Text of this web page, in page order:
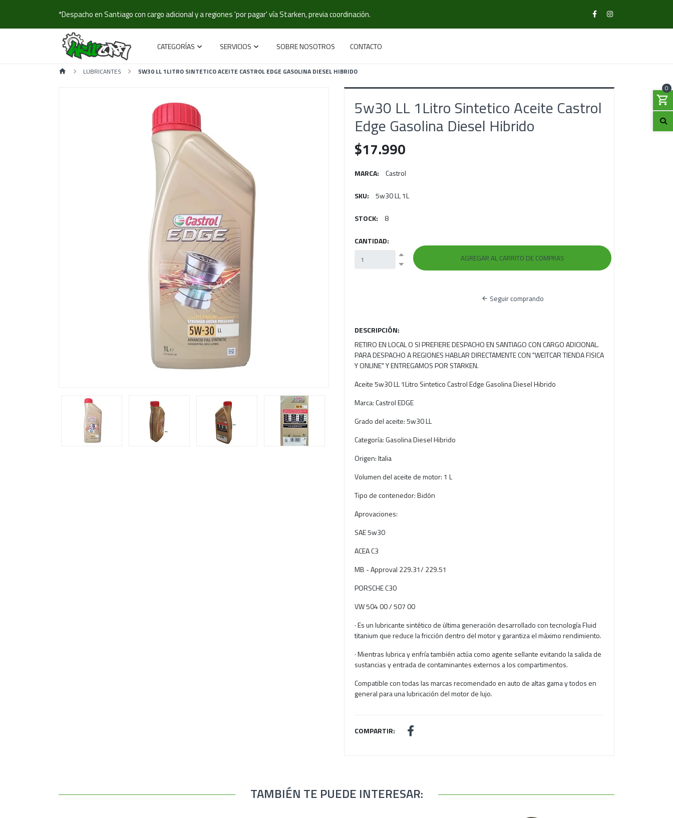
*Despacho en Santiago con cargo adicional y a regiones 'por pagar' vía Starken, previa coordinación.
CATEGORÍAS SERVICIOS SOBRE NOSOTROS CONTACTO
0
LUBRICANTES 5W30 LL 1LITRO SINTETICO ACEITE CASTROL EDGE GASOLINA DIESEL HIBRIDO
5w30 LL 1Litro Sintetico Aceite Castrol
Edge Gasolina Diesel Hibrido
$17.990
MARCA: Castrol
SKU: 5w30 LL 1L
STOCK: 8
CANTIDAD:
Seguir comprando
DESCRIPCIÓN:
RETIRO EN LOCAL O SI PREFIERE DESPACHO EN SANTIAGO CON CARGO ADICIONAL.
PARA DESPACHO A REGIONES HABLAR DIRECTAMENTE CON "WEITCAR TIENDA FISICA
Y ONLINE" Y ENTREGAMOS POR STARKEN.
Aceite 5w30 LL 1Litro Sintetico Castrol Edge Gasolina Diesel Hibrido
Marca: Castrol EDGE
Grado del aceite: 5w30 LL
Categoría: Gasolina Diesel Hibrido
Origen: Italia
Volumen del aceite de motor: 1 L
Tipo de contenedor: Bidón
Aprovaciones:
SAE 5w30
ACEA C3
MB - Approval 229.31/ 229.51
PORSCHE C30
VW 504 00 / 507 00
· Es un lubricante sintético de última generación desarrollado con tecnología Fluid
titanium que reduce la fricción dentro del motor y garantiza el máximo rendimiento.
· Mientras lubrica y enfría también actúa como agente sellante evitando la salida de
sustancias y entrada de contaminantes externos a los compartimentos.
Compatible con todas las marcas recomendado en auto de altas gama y todos en
general para una lubricación del motor de lujo.
COMPARTIR:
TAMBIÉN TE PUEDE INTERESAR: